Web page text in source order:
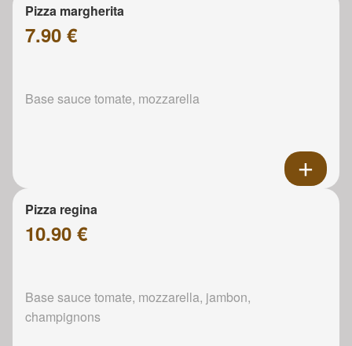
Pizza margherita
7.90 €
Base sauce tomate, mozzarella
Pizza regina
10.90 €
Base sauce tomate, mozzarella, jambon,
champignons